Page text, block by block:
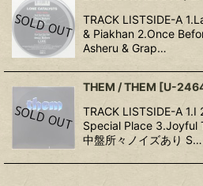
TRACK LISTSIDE-A
& Piakhan 2.Once
Asheru & Grap…
THEM / THEM [U-
TRACK LISTSIDE-A
Special Place 3.Joyful
中盤所々ノイズあり S…